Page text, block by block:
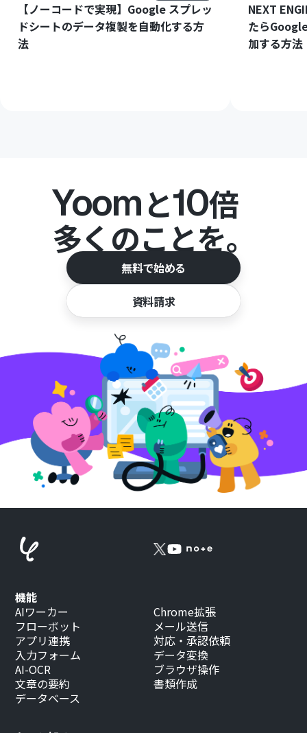
【ノーコードで実現】Google スプレッ
ドシートのデータ複製を自動化する方
法
NEXT
たら
加する方法
Yoomと10倍
多くのことを。
無料で始める
資料請求
機能
AIワーカー
フローボット
アプリ連携
入力フォーム
AI-OCR
文章の要約
データベース
Chrome拡張
メール送信
対応・承認依頼
データ変換
ブラウザ操作
書類作成